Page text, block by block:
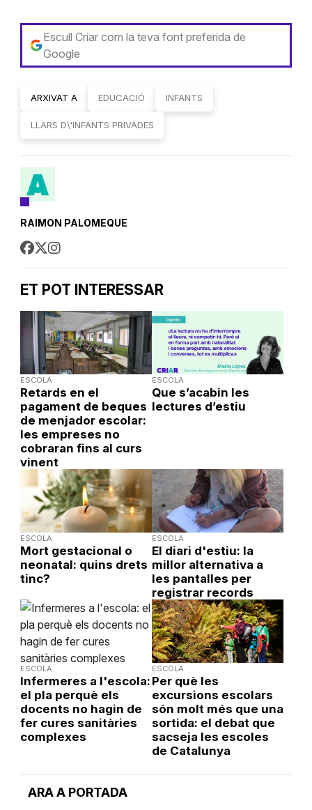
ARA A PORTADA
Escull Criar com la teva font preferida de
Google
ARXIVAT A EDUCACIÓ INFANTS
LLARS D\'INFANTS PRIVADES
RAIMON PALOMEQUE
ET POT INTERESSAR
ESCOLA
Retards en el
pagament de beques
de menjador escolar:
les empreses no
cobraran fins al curs
vinent
ESCOLA
Que s’acabin les
lectures d’estiu
ESCOLA
Mort gestacional o
neonatal: quins drets
tinc?
ESCOLA
El diari d'estiu: la
millor alternativa a
les pantalles per
registrar records
ESCOLA
Infermeres a l'escola:
el pla perquè els
docents no hagin de
fer cures sanitàries
complexes
ESCOLA
Per què les
excursions escolars
són molt més que una
sortida: el debat que
sacseja les escoles
de Catalunya